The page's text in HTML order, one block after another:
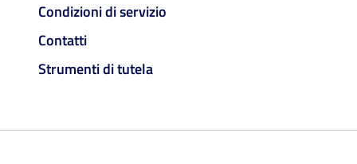
Condizioni di servizio
Contatti
Strumenti di tutela